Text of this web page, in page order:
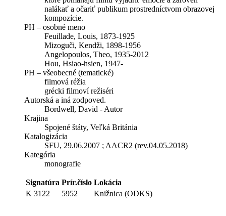
nalákať a očariť publikum prostredníctvom obrazovej
kompozície.
PH – osobné meno
Feuillade, Louis, 1873-1925
Mizoguči, Kendži, 1898-1956
Angelopoulos, Theo, 1935-2012
Hou, Hsiao-hsien, 1947-
PH – všeobecné (tematické)
filmová réžia
grécki filmoví režiséri
Autorská a iná zodpoved.
Bordwell, David - Autor
Krajina
Spojené štáty, Veľká Británia
Katalogizácia
SFU, 29.06.2007 ; AACR2 (rev.04.05.2018)
Kategória
monografie
Signatúra Prír.číslo Lokácia
K 3122
5952 Knižnica (ODKS)